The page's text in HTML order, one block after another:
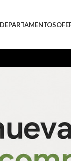
DEPARTAMENTOS